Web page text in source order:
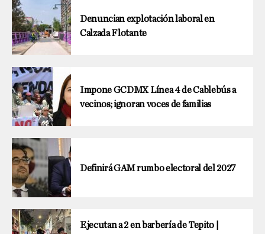
Denuncian explotación laboral en
Calzada Flotante
Impone GCDMX Línea 4 de Cablebús a
vecinos; ignoran voces de familias
Definirá GAM rumbo electoral del 2027
Ejecutan a 2 en barbería de Tepito |